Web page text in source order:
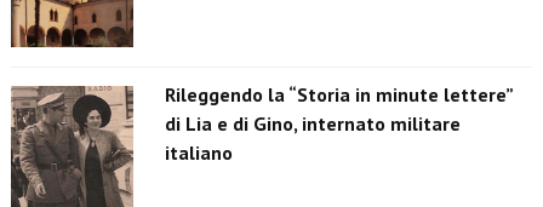
Rileggendo la “Storia in minute lettere”
di Lia e di Gino, internato militare
italiano